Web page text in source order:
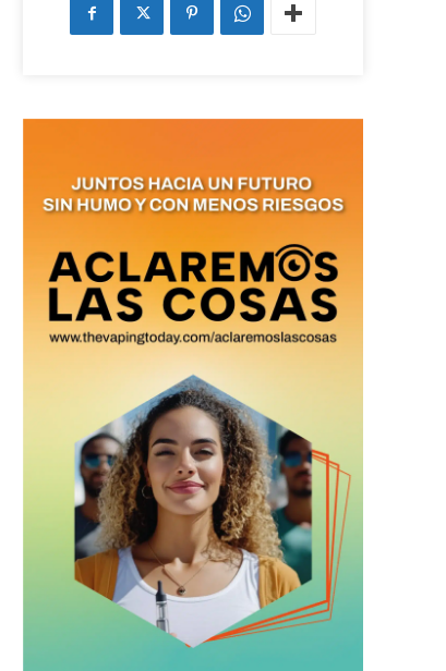
todas las
en tu correo
all the news
SUBSCRIBIRSE